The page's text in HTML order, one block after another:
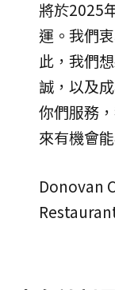
將於2025
運。我們
此，我們
誠，以及
你們服務
來有機會
Donovan